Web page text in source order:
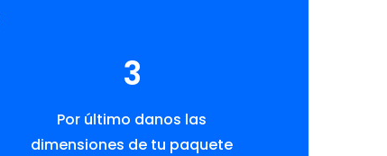
3
Por último danos las
dimensiones de tu paquete